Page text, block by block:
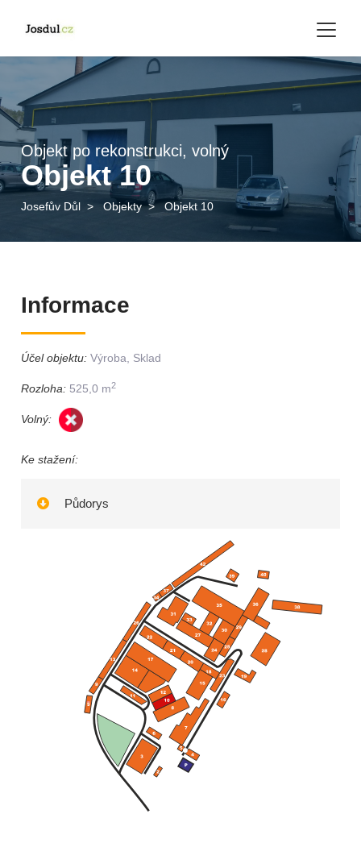
Objekt po rekonstrukci, volný
Objekt 10
Josefův Důl >Objekty>Objekt 10
Informace
Účel objektu:Výroba, Sklad
Rozloha: 525,0 m2
Volný:
Ke stažení:
Půdorys